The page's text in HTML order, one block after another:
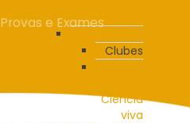
Clubes
Ciência
viva
Provas e Exames